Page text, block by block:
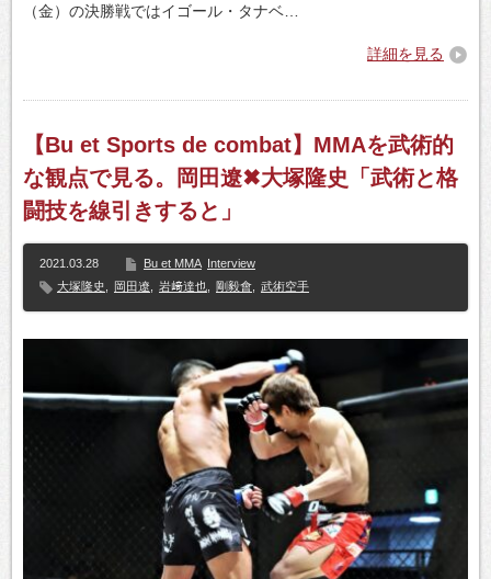
（金）の決勝戦ではイゴール・タナベ…
詳細を見る
【Bu et Sports de combat】MMAを武術的
な観点で見る。岡田遼✖大塚隆史「武術と格
闘技を線引きすると」
2021.03.28 Bu et MMA Interview
大塚隆史
岡田遼 岩﨑達也 剛毅會 武術空手